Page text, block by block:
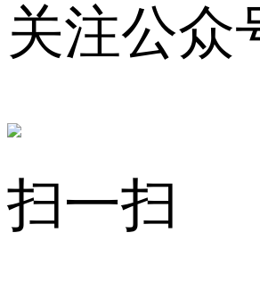
关注公众
扫一扫